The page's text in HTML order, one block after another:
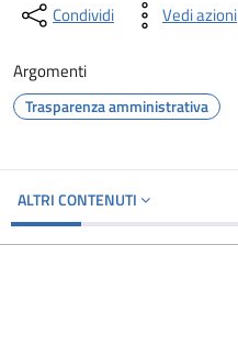
Condividi Vedi azioni
Argomenti
Trasparenza amministrativa
ALTRI CONTENUTI